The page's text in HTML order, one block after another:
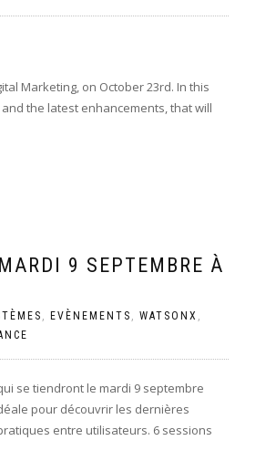
Marketing, on October 23rd. In this
the latest enhancements, that will
9 SEPTEMBRE À
, EVÈNEMENTS , WATSONX ,
se tiendront le mardi 9 septembre
pour découvrir les dernières
entre utilisateurs. 6 sessions